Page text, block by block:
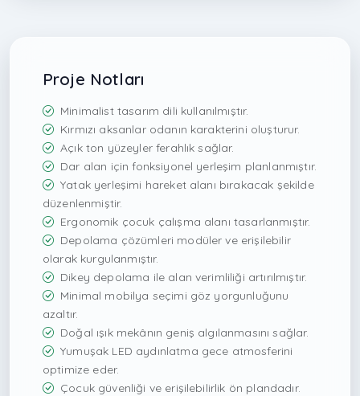
Proje Notları
Minimalist tasarım dili kullanılmıştır.
Kırmızı aksanlar odanın karakterini oluşturur.
Açık ton yüzeyler ferahlık sağlar.
Dar alan için fonksiyonel yerleşim planlanmıştır.
Yatak yerleşimi hareket alanı bırakacak şekilde
düzenlenmiştir.
Ergonomik çocuk çalışma alanı tasarlanmıştır.
Depolama çözümleri modüler ve erişilebilir
olarak kurgulanmıştır.
Dikey depolama ile alan verimliliği artırılmıştır.
Minimal mobilya seçimi göz yorgunluğunu
azaltır.
Doğal ışık mekânın geniş algılanmasını sağlar.
Yumuşak LED aydınlatma gece atmosferini
optimize eder.
Çocuk güvenliği ve erişilebilirlik ön plandadır.